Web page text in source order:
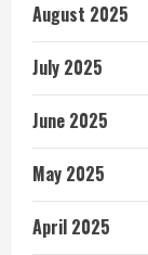
August 2025
July 2025
June 2025
May 2025
April 2025